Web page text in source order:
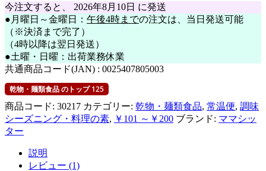
シ
ッ
タ
ー
チ
ャ
プ
ス
カ
ン
ト
ン
ッ
ス
40g
今注文すると、 2026年8月10日 に発送
●月曜日～金曜日： 午後4時までの注文は、当日発送可能
（※決済まで完了）
（4時以降は翌日発送）
●土曜・日曜：出荷業務休業
共通商品コード(JAN) : 0025407805003
乾物・麺類食品 のトップ 125
商品コード: 30217 カテゴリー: 乾物・麺類食品, 常温便, 調味
シーズニング・料理の素, ￥101 ～￥200 ブランド: ママシッ
ター
説明
レビュー (1)